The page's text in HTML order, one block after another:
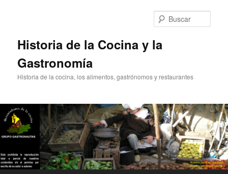
Historia de la Cocina y la
Gastronomía
Historia de la cocina, los alimentos, gastrónomos y restaurantes